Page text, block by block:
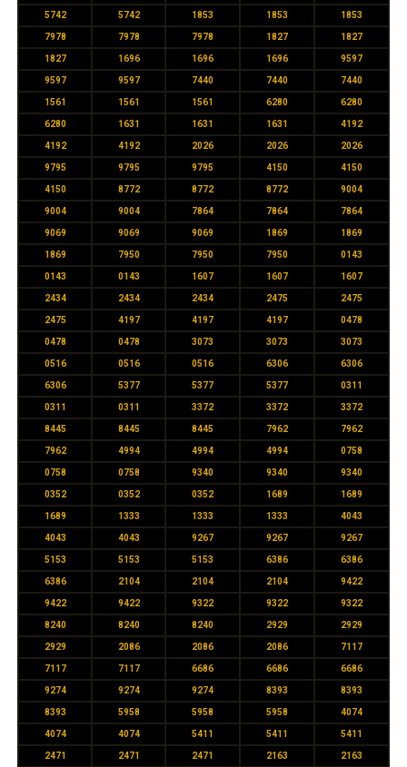
5742 5742 1853 1853 1853
7978 7978 7978 1827 1827
1827 1696 1696 1696 9597
9597 9597 7440 7440 7440
1561 1561 1561 6280 6280
6280 1631 1631 1631 4192
4192 4192 2026 2026 2026
9795 9795 9795 4150 4150
4150 8772 8772 8772 9004
9004 9004 7864 7864 7864
9069 9069 9069 1869 1869
1869 7950 7950 7950 0143
0143 0143 1607 1607 1607
2434 2434 2434 2475 2475
2475 4197 4197 4197 0478
0478 0478 3073 3073 3073
0516 0516 0516 6306 6306
6306 5377 5377 5377 0311
0311 0311 3372 3372 3372
8445 8445 8445 7962 7962
7962 4994 4994 4994 0758
0758 0758 9340 9340 9340
0352 0352 0352 1689 1689
1689 1333 1333 1333 4043
4043 4043 9267 9267 9267
5153 5153 5153 6386 6386
6386 2104 2104 2104 9422
9422 9422 9322 9322 9322
8240 8240 8240 2929 2929
2929 2086 2086 2086 7117
7117 7117 6686 6686 6686
9274 9274 9274 8393 8393
8393 5958 5958 5958 4074
4074 4074 5411 5411 5411
2471 2471 2471 2163 2163